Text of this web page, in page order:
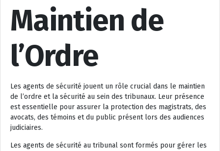
Maintien de
l’Ordre
Les agents de sécurité jouent un rôle crucial dans le maintien
de l’ordre et la sécurité au sein des tribunaux. Leur présence
est essentielle pour assurer la protection des magistrats, des
avocats, des témoins et du public présent lors des audiences
judiciaires.
Les agents de sécurité au tribunal sont formés pour gérer les